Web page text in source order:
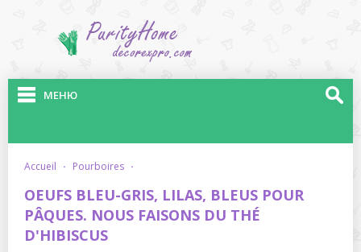
МЕНЮ
accueil · pourboires ·
OEUFS BLEU-GRIS, LILAS, BLEUS POUR
PÂQUES. NOUS FAISONS DU THÉ
D'HIBISCUS